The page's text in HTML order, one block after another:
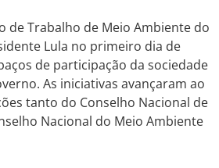
de Trabalho de Meio Ambiente do
Lula no primeiro dia de
de participação da sociedade
As iniciativas avançaram ao
tanto do Conselho Nacional de
Nacional do Meio Ambiente